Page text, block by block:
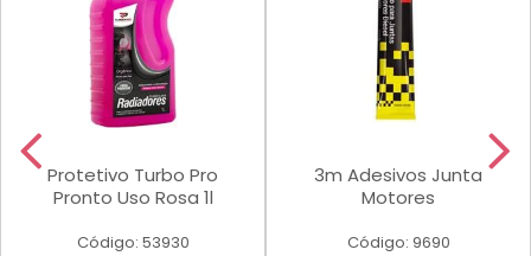
Protetivo Turbo Pro
Pronto Uso Rosa 1l
Código: 53930
3m Adesivos Junta
Motores
Código: 9690